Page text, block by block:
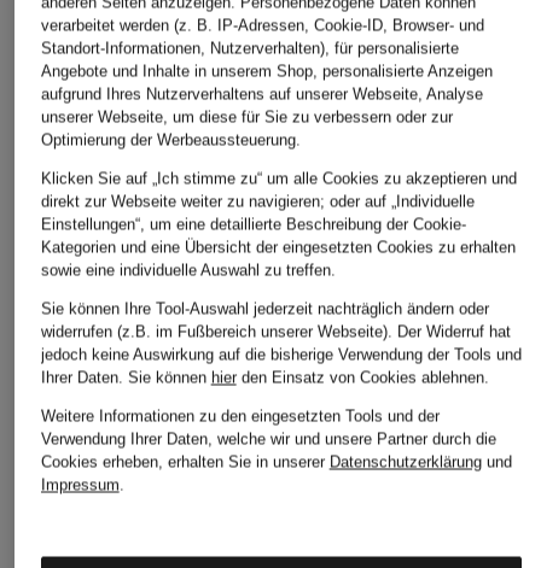
ÄHNLICHE ARTIKEL ENTDECKEN
verarbeitet werden (z. B. IP-Adressen, Cookie-ID, Browser- und
Standort-Informationen, Nutzerverhalten), für personalisierte
Angebote und Inhalte in unserem Shop, personalisierte Anzeigen
aufgrund Ihres Nutzerverhaltens auf unserer Webseite, Analyse
unserer Webseite, um diese für Sie zu verbessern oder zur
Optimierung der Werbeaussteuerung.
Klicken Sie auf „Ich stimme zu“ um alle Cookies zu akzeptieren und
direkt zur Webseite weiter zu navigieren; oder auf „Individuelle
Einstellungen“, um eine detaillierte Beschreibung der Cookie-
Kategorien und eine Übersicht der eingesetzten Cookies zu erhalten
sowie eine individuelle Auswahl zu treffen.
Sie können Ihre Tool-Auswahl jederzeit nachträglich ändern oder
widerrufen (z.B. im Fußbereich unserer Webseite). Der Widerruf hat
jedoch keine Auswirkung auf die bisherige Verwendung der Tools und
Ihrer Daten. Sie können hierden Einsatz von Cookies ablehnen.
Weitere Informationen zu den eingesetzten Tools und der
Verwendung Ihrer Daten, welche wir und unsere Partner durch die
Cookies erheben, erhalten Sie in unserer Datenschutzerklärungund
Impressum.